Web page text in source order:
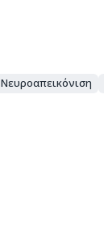
Νευροαπεικόνιση